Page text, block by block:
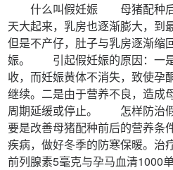
什么叫假妊娠 母猪配种后
天大起来，乳房也逐渐膨大，到
但是不产仔，肚子与乳房逐渐缩
娠。 引起假妊娠的原因：一
收，而妊娠黄体不消失，致使孕
继续。二是由于营养不良，造成
周期延缓或停止。 怎样防治
要是改善母猪配种前后的营养条
疾病，做好冬季的防寒保暖。治
前列腺素5毫克与孕马血清1000单